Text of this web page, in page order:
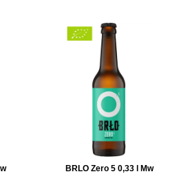
BRLO Zero 5 0,33 l Mw